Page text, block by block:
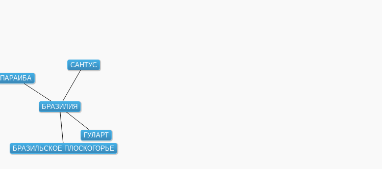
ПАРАИБА
БРАЗИЛИЯ
САНТУС
ГУЛАРТ
БРАЗИЛЬСКОЕ ПЛОСКОГОРЬЕ